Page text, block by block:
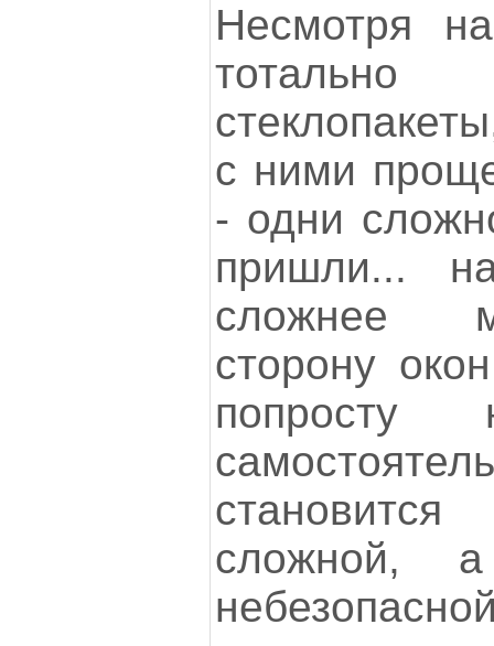
Несмотря
с ними
- одни
пришли...
сложнее
сторону
попросту
сложной,